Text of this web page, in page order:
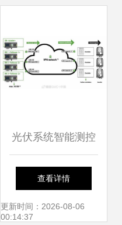
光伏系统智能测控
方案 SINEAX系列
电能质量监测与智
查看详情
更新时间：2026-08-06
00:14:37